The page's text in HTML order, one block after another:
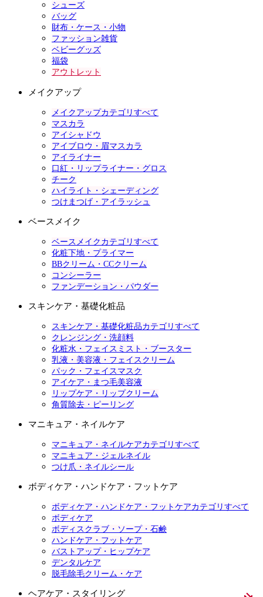
シューズ
バッグ
財布・ケース・小物
ファッション雑貨
ベビーグッズ
福袋
アウトレット
メイクアップ
メイクアップカテゴリすべて
マスカラ
アイシャドウ
アイブロウ・眉マスカラ
アイライナー
口紅・リップライナー・グロス
チーク
ハイライト・シェーディング
つけまつげ・アイラッシュ
ベースメイク
ベースメイクカテゴリすべて
化粧下地・プライマー
BBクリーム・CCクリーム
コンシーラー
ファンデーション・パウダー
スキンケア・基礎化粧品
スキンケア・基礎化粧品カテゴリすべて
クレンジング・洗顔料
化粧水・フェイスミスト・ブースター
乳液・美容液・フェイスクリーム
パック・フェイスマスク
アイケア・まつ毛美容液
リップケア・リップクリーム
角質除去・ピーリング
マニキュア・ネイルケア
マニキュア・ネイルケアカテゴリすべて
マニキュア・ジェルネイル
つけ爪・ネイルシール
ボディケア・ハンドケア・フットケア
ボディケア・ハンドケア・フットケアカテゴリすべて
ボディケア
ボディスクラブ・ソープ・石鹸
ハンドケア・フットケア
バストアップ・ヒップケア
デンタルケア
脱毛除毛クリーム・ケア
ヘアケア・スタイリング